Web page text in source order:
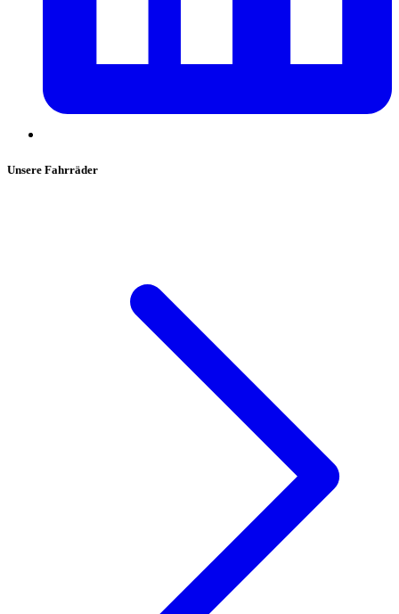
Unsere Fahrräder